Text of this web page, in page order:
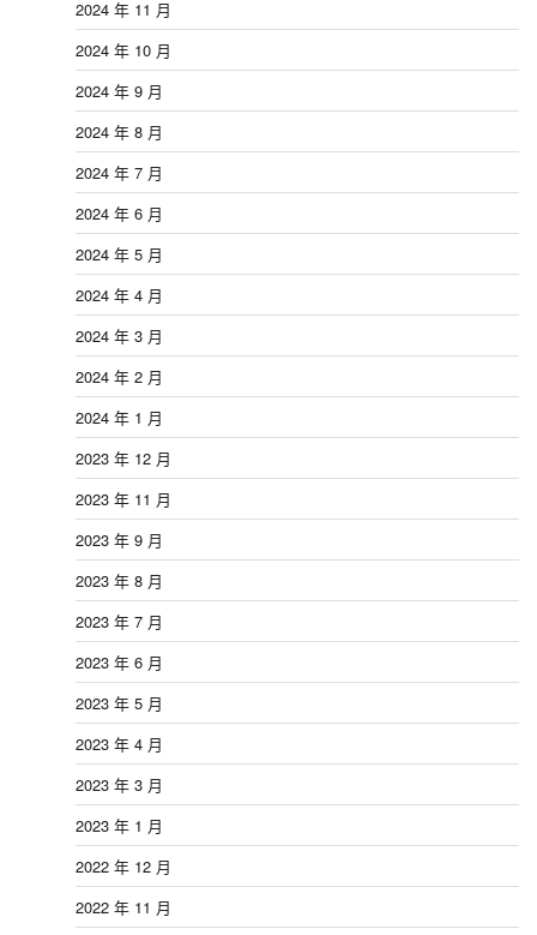
2024 年 11 月
2024 年 10 月
2024 年 9 月
2024 年 8 月
2024 年 7 月
2024 年 6 月
2024 年 5 月
2024 年 4 月
2024 年 3 月
2024 年 2 月
2024 年 1 月
2023 年 12 月
2023 年 11 月
2023 年 9 月
2023 年 8 月
2023 年 7 月
2023 年 6 月
2023 年 5 月
2023 年 4 月
2023 年 3 月
2023 年 1 月
2022 年 12 月
2022 年 11 月